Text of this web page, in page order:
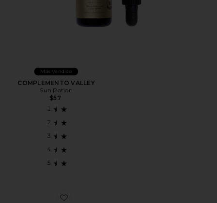
Más Vendido
COMPLEMENTO VALLEY
Sun Potion
$57